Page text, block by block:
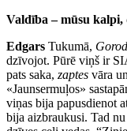
Valdība – mūsu
Edgars Tukumā,
dzīvojot. Pūrē viņš ir
pats saka, zaptes vāra
«Jaunsermuļos»
viņas bija papusdienot
bija aizbraukusi. Tad